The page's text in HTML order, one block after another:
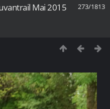
273/1813
Mai 2015